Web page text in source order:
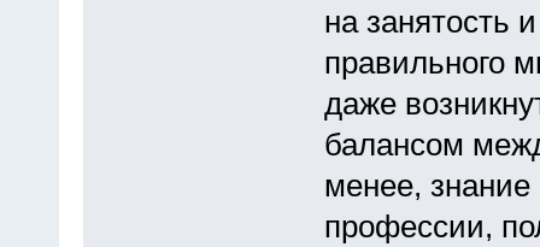
на занятость
правильного
даже
балансом
менее, знание
профессии,